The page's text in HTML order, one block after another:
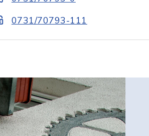
0731/70793-111